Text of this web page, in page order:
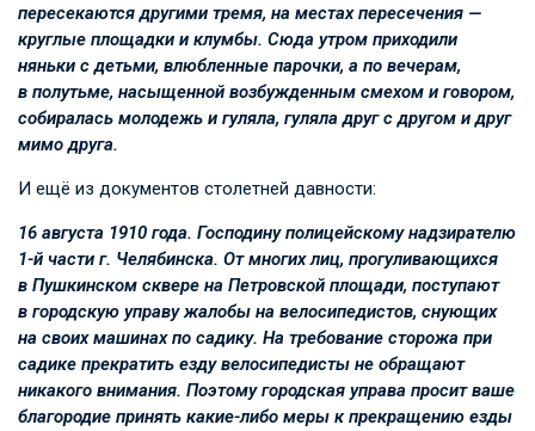
пересекаются другими тремя, на местах пересечения —
круглые площадки и клумбы. Сюда утром приходили
няньки с детьми, влюбленные парочки, а по вечерам,
в полутьме, насыщенной возбужденным смехом и говором,
собиралась молодежь и гуляла, гуляла друг с другом и друг
мимо друга.
И ещё из документов столетней давности:
16 августа 1910 года. Господину полицейскому надзирателю
1-й части г. Челябинска. От многих лиц, прогуливающихся
в Пушкинском сквере на Петровской площади, поступают
в городскую управу жалобы на велосипедистов, снующих
на своих машинах по садику. На требование сторожа при
садике прекратить езду велосипедисты не обращают
никакого внимания. Поэтому городская управа просит ваше
благородие принять какие-либо меры к прекращению езды